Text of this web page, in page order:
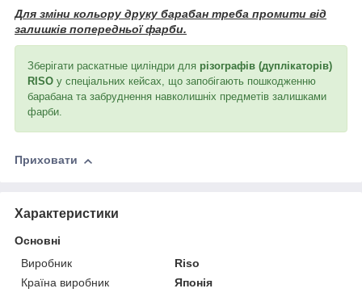
Для зміни кольору друку барабан треба промити від
залишків попередньої фарби.
Зберігати раскатные циліндри для різографів (дуплікаторів)
RISO у спеціальних кейсах, що запобігають пошкодженню
барабана та забруднення навколишніх предметів залишками
фарби.
Приховати
Характеристики
Основні
Виробник
Riso
Країна виробник
Японія